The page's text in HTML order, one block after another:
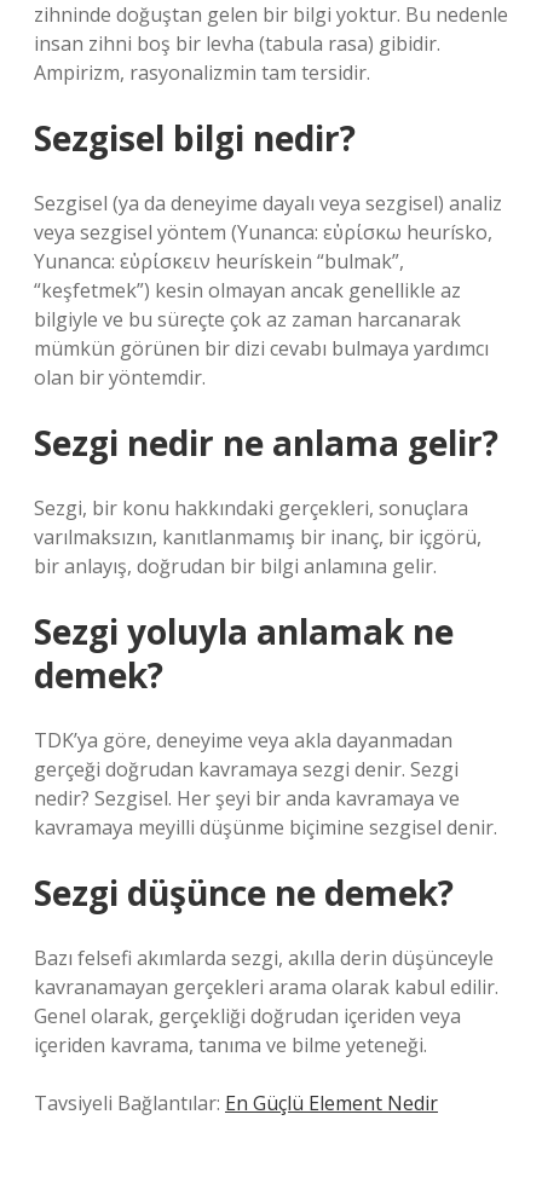
zihninde doğuştan gelen bir bilgi yoktur. Bu nedenle
insan zihni boş bir levha (tabula rasa) gibidir.
Ampirizm, rasyonalizmin tam tersidir.
Sezgisel bilgi nedir?
Sezgisel (ya da deneyime dayalı veya sezgisel) analiz
veya sezgisel yöntem (Yunanca: εὑρίσκω heurísko,
Yunanca: εὑρίσκειν heurískein “bulmak”,
“keşfetmek”) kesin olmayan ancak genellikle az
bilgiyle ve bu süreçte çok az zaman harcanarak
mümkün görünen bir dizi cevabı bulmaya yardımcı
olan bir yöntemdir.
Sezgi nedir ne anlama gelir?
Sezgi, bir konu hakkındaki gerçekleri, sonuçlara
varılmaksızın, kanıtlanmamış bir inanç, bir içgörü,
bir anlayış, doğrudan bir bilgi anlamına gelir.
Sezgi yoluyla anlamak ne
demek?
TDK’ya göre, deneyime veya akla dayanmadan
gerçeği doğrudan kavramaya sezgi denir. Sezgi
nedir? Sezgisel. Her şeyi bir anda kavramaya ve
kavramaya meyilli düşünme biçimine sezgisel denir.
Sezgi düşünce ne demek?
Bazı felsefi akımlarda sezgi, akılla derin düşünceyle
kavranamayan gerçekleri arama olarak kabul edilir.
Genel olarak, gerçekliği doğrudan içeriden veya
içeriden kavrama, tanıma ve bilme yeteneği.
Tavsiyeli Bağlantılar: En Güçlü Element Nedir